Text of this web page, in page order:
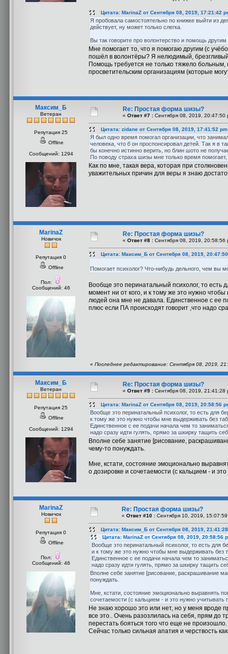
Цитата: MarinaZ от Сентября 08, 2019, 17:21:42
Я пробовала самостоятельно по книжке выйти из
действует, ну может только слегка.
Вы так говорите про волонтерство и помощь
Мне помогает то, что я помогаю другим (с
пошёл в волонтёры? Я нелюдимый,
Помощь требуется не только тяжело
просветительским организациям (которые
Максим_Б
Ветеран
Репутация 25
Offline
Сообщений: 1294
Re: Простая форма шизы?
« Ответ #7 : Сентября 08, 2019, 20:47:50
Цитата: zidane от Сентября 08, 2019, 17:41:52 pm
Я был одно время помогал организации, что
человека, что б он проспонсировал детей. Так я в
бы конечно истинно верить, но блин шото не
По поводу страха шизы мне только время
Как по мне, такая вера, которая при
уважительных причин для веры я знаю
MarinaZ
Новичок
Репутация 0
Offline
Пол:
Сообщений: 46
Re: Простая форма шизы?
« Ответ #8 : Сентября 08, 2019, 20:58:56
Цитата: Максим_Б от Сентября 08, 2019,
Помогает психолог? Что-нибудь дельного, чем вы
Вообще это перинатальный психолог, то
момент ни от кого, и к тому же это нужно
людей она мне не давала. Единственное с ее
плюс если ПА происходят говорит ,что надо
« Последнее редактирование: Сентября 08, 2019,
Максим_Б
Ветеран
Репутация 25
Offline
Сообщений: 1294
Re: Простая форма шизы?
« Ответ #9 : Сентября 08, 2019, 21:41:28
Цитата: MarinaZ от Сентября 08, 2019, 20:58:56
Вообще это перинатальный психолог, то есть для
к тому же это нужно чтобы мне выдерживать без
Единственное с ее подачи начала чем то
надо сразу идти гулять, прямо за шкирку тащить
Вполне себе занятие [рисование,
чему-то понуждать.
Мне, кстати, состояние эмоционально
о дозировке и сочетаемости (с кальцием - и
MarinaZ
Новичок
Репутация 0
Offline
Пол:
Сообщений: 46
Re: Простая форма шизы?
« Ответ #10 : Сентября 10, 2019,
Цитата: Максим_Б от Сентября 08, 2019,
Цитата: MarinaZ от Сентября 08, 2019, 20:58:56
Вообще это перинатальный психолог, то есть для
и к тому же это нужно чтобы мне выдерживать без
Единственное с ее подачи начала чем то
надо сразу идти гулять, прямо за шкирку тащить
Вполне себе занятие [рисование, раскрашивание
понуждать.
Мне, кстати, состояние эмоционально выравнять
сочетаемости (с кальцием - и это нужно
Не знаю хорошо это или нет, но у меня вроде
все это.. Очень разозлилась на себя, прям до
перестать бояться того что еще не произошло.
Сейчас только сильная апатия и черствость